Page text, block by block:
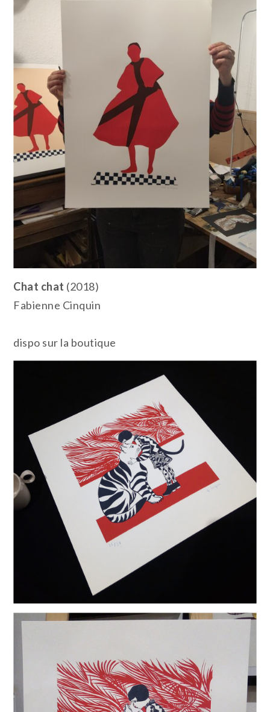
Chat chat (2018)
Fabienne Cinquin
dispo sur la boutique